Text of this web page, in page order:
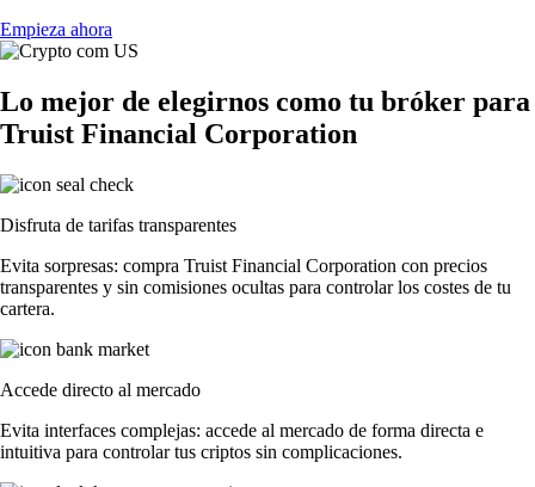
Empieza ahora
Lo mejor de elegirnos como tu bróker para
Truist Financial Corporation
Disfruta de tarifas transparentes
Evita sorpresas: compra Truist Financial Corporation con precios
transparentes y sin comisiones ocultas para controlar los costes de tu
cartera.
Accede directo al mercado
Evita interfaces complejas: accede al mercado de forma directa e
intuitiva para controlar tus criptos sin complicaciones.